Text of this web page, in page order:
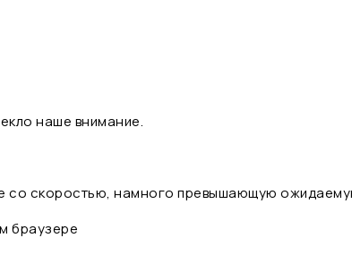
наше внимание.
со скоростью, намного превышающую
браузере